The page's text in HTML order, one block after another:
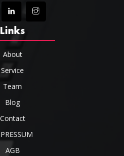
Links
About
Service
Team
Blog
Contact
AGB